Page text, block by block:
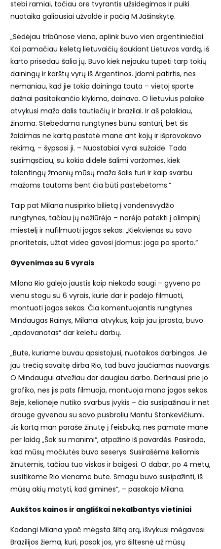
stebi ramiai, tačiau ore tvyrantis užsidegimas ir puiki
nuotaika galiausiai užvaldė ir pačią M.Jašinskytę.
„Sėdėjau tribūnose viena, aplink buvo vien argentiniečiai.
Kai pamačiau keletą lietuvaičių šaukiant Lietuvos vardą, iš
karto prisėdau šalia jų. Buvo kiek nejauku tupėti tarp tokių
dainingų ir karštų vyrų iš Argentinos. Įdomi patirtis, nes
nemaniau, kad jie tokia daininga tauta – vietoj sporte
dažnai pasitaikančio klykimo, dainavo. O lietuvius palaikė
atvykusi maža dalis tautiečių ir brazilai. Ir aš palaikiau,
žinoma. Stebėdama rungtynes būnu santūri, bet šis
žaidimas ne kartą pastatė mane ant kojų ir išprovokavo
rėkimą, – šypsosi ji. – Nuostabiai vyrai sužaidė. Tada
susimąsčiau, su kokia didele šalimi varžomės, kiek
talentingų žmonių mūsų maža šalis turi ir kaip svarbu
mažoms tautoms bent čia būti pastebėtoms.“
Taip pat Milana nusipirko bilietą į vandensvydžio
rungtynes, tačiau jų nežiūrėjo – norėjo patekti į olimpinį
miestelį ir nufilmuoti jogos sekas: „Kiekvienas su savo
prioritetais, užtat video gavosi įdomus: joga po sporto.“
Gyvenimas su 6 vyrais
Milana Rio galėjo jaustis kaip niekada saugi – gyveno po
vienu stogu su 6 vyrais, kurie dar ir padėjo filmuoti,
montuoti jogos sekas. Čia komentuojantis rungtynes
Mindaugas Rainys, Milanai atvykus, kaip jau įprasta, buvo
„apdovanotas“ dar keletu darbų.
„Bute, kuriame buvau apsistojusi, nuotaikos darbingos. Jie
jau trečią savaitę dirba Rio, tad buvo jaučiamas nuovargis.
O Mindaugui atvežiau dar daugiau darbo. Derinausi prie jo
grafiko, nes jis pats filmuoja, montuoja mano jogos sekas.
Beje, kelionėje nutiko svarbus įvykis – čia susipažinau ir net
drauge gyvenau su savo pusbroliu Mantu Stankevičiumi.
Jis kartą man parašė žinutę į feisbuką, nes pamatė mane
per laidą „Šok su manimi“, atpažino iš pavardės. Pasirodo,
kad mūsų močiutės buvo seserys. Susirašėme keliomis
žinutėmis, tačiau tuo viskas ir baigėsi. O dabar, po 4 metų,
susitikome Rio viename bute. Smagu buvo susipažinti, iš
mūsų akių matyti, kad giminės“, – pasakojo Milana.
Aukštos kainos ir angliškai nekalbantys vietiniai
Kadangi Milana ypač mėgsta šiltą orą, išvykusi mėgavosi
Brazilijos žiema, kuri, pasak jos, yra šiltesnė už mūsų